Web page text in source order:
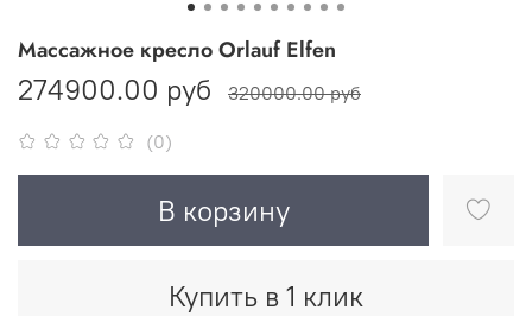
(0)
Массажное кресло Orlauf Elfen
274900.00 руб 320000.00 руб
В корзину
Купить в 1 клик